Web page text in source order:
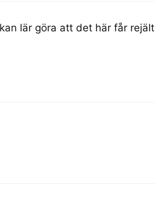
lär göra att det här får rejält